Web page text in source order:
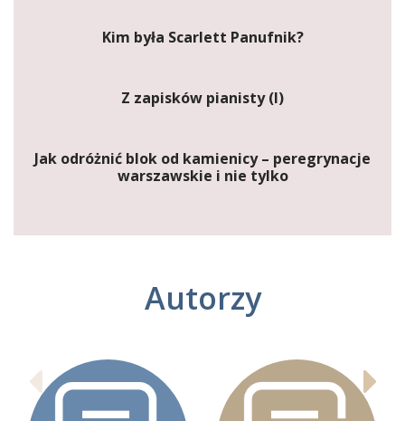
Kim była Scarlett Panufnik?
Z zapisków pianisty (I)
Jak odróżnić blok od kamienicy – peregrynacje
warszawskie i nie tylko
Autorzy